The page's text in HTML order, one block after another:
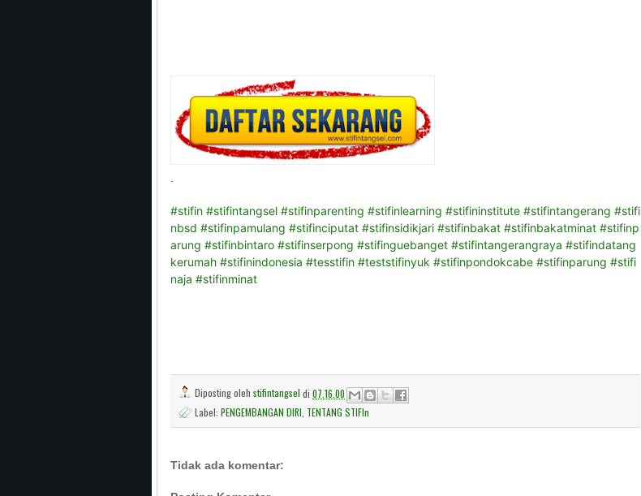
#stifin #stifintangsel #stifinparenting #stifinlearning #stifininstitute #stifintangerang #stifi
nbsd #stifinpamulang #stifinciputat #stifinsidikjari #stifinbakat #stifinbakatminat #stifinp
arung #stifinbintaro #stifinserpong #stifinguebanget #stifintangerangraya #stifindatang
kerumah #stifinindonesia #tesstifin #teststifinyuk #stifinpondokcabe #stifinparung #stifi
naja #stifinminat
Diposting oleh stifintangsel di 07.16.00
Label: PENGEMBANGAN DIRI TENTANG STIFIn
Tidak ada komentar: